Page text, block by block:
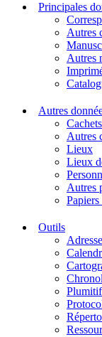
Principales
Autres
Autres
Autres
Autres
Lieux
Lieux
Autres
Outils